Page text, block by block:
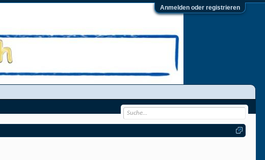
Anmelden oder registrieren